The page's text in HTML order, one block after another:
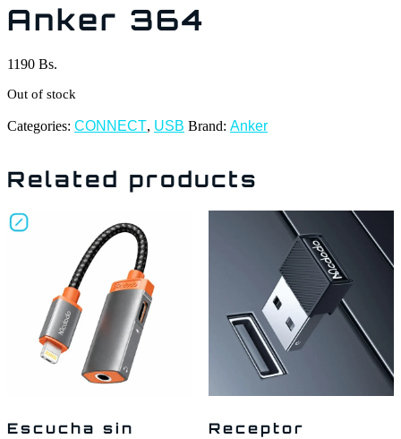
Anker 364
1190 Bs.
Out of stock
Categories: CONNECT, USB Brand: Anker
Related products
Escucha sin
Receptor